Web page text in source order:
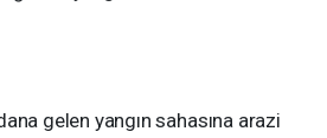
gelen yangın sahasına arazi